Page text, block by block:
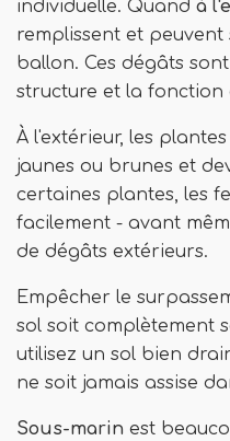
individuelle. Quand à
remplissent et peuvent
ballon. Ces dégâts
structure et la fonction
À l'extérieur, les
jaunes ou brunes et
certaines plantes, les
facilement - avant
de dégâts extérieurs.
Empêcher le
sol soit complètement
utilisez un sol bien
ne soit jamais assise
Sous-marin est